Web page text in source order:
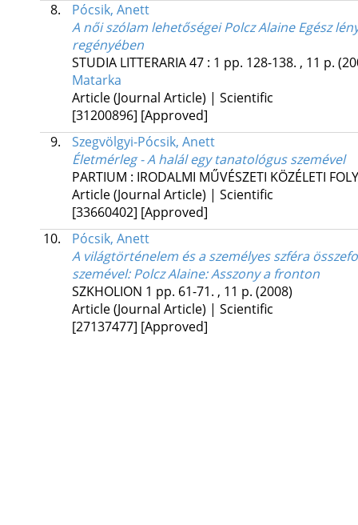
8.
Pócsik, Anett
A női szólam lehetőségei Polcz Alaine Egész
regényében
STUDIA LITTERARIA47: 1 pp. 128-138. , 11 p.
Matarka
Article (Journal Article) | Scientific
[31200896] [Approved]
9.
Szegvölgyi-Pócsik, Anett
Életmérleg - A halál egy tanatológus szemével
PARTIUM : IRODALMI MŰVÉSZETI KÖZÉLETI
Article (Journal Article) | Scientific
[33660402] [Approved]
10.
Pócsik, Anett
A világtörténelem és a személyes szféra
szemével: Polcz Alaine: Asszony a fronton
SZKHOLION 1 pp. 61-71. , 11 p. (2008)
Article (Journal Article) | Scientific
[27137477] [Approved]